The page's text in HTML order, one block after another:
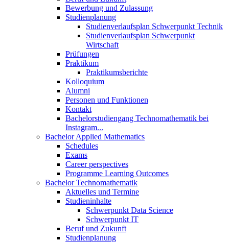
Bewerbung und Zulassung
Studienplanung
Studienverlaufsplan Schwerpunkt Technik
Studienverlaufsplan Schwerpunkt
Wirtschaft
Prüfungen
Praktikum
Praktikumsberichte
Kolloquium
Alumni
Personen und Funktionen
Kontakt
Bachelorstudiengang Technomathematik bei
Instagram...
Bachelor Applied Mathematics
Schedules
Exams
Career perspectives
Programme Learning Outcomes
Bachelor Technomathematik
Aktuelles und Termine
Studieninhalte
Schwerpunkt Data Science
Schwerpunkt IT
Beruf und Zukunft
Studienplanung